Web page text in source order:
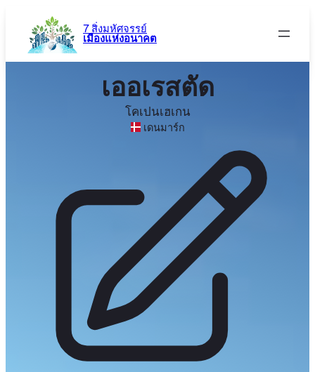
เนื้อหา
7 สิ่งมหัศจรรย์
เมืองแห่งอนาคต
เออเรสตัด
โคเปนเฮเกน
เดนมาร์ก